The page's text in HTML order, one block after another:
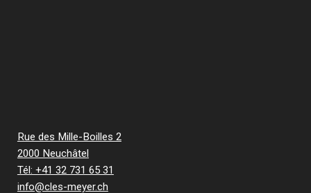
Rue des Mille-Boilles 2
2000 Neuchâtel
Tél: +41 32 731 65 31
info@cles-meyer.ch